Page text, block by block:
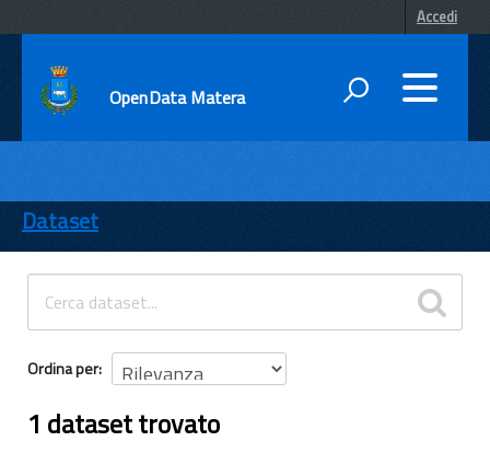
Accedi
OpenData Matera
ENTI
TEMI
INFORMAZIONI
Dataset
Ordina per
1 dataset trovato